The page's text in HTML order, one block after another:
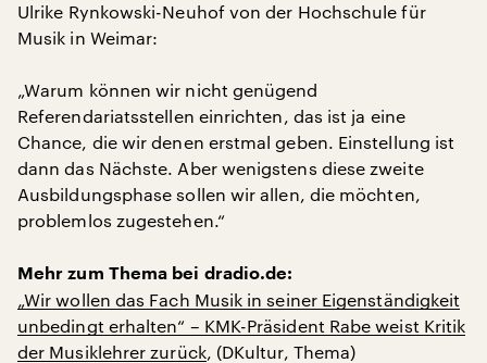
Ulrike Rynkowski-Neuhof von der Hochschule für
Musik in Weimar:
„Warum können wir nicht genügend
Referendariatsstellen einrichten, das ist ja eine
Chance, die wir denen erstmal geben. Einstellung ist
dann das Nächste. Aber wenigstens diese zweite
Ausbildungsphase sollen wir allen, die möchten,
problemlos zugestehen.“
Mehr zum Thema bei dradio.de:
„Wir wollen das Fach Musik in seiner Eigenständigkeit
unbedingt erhalten“ – KMK-Präsident Rabe weist Kritik
der Musiklehrer zurück, (DKultur, Thema)